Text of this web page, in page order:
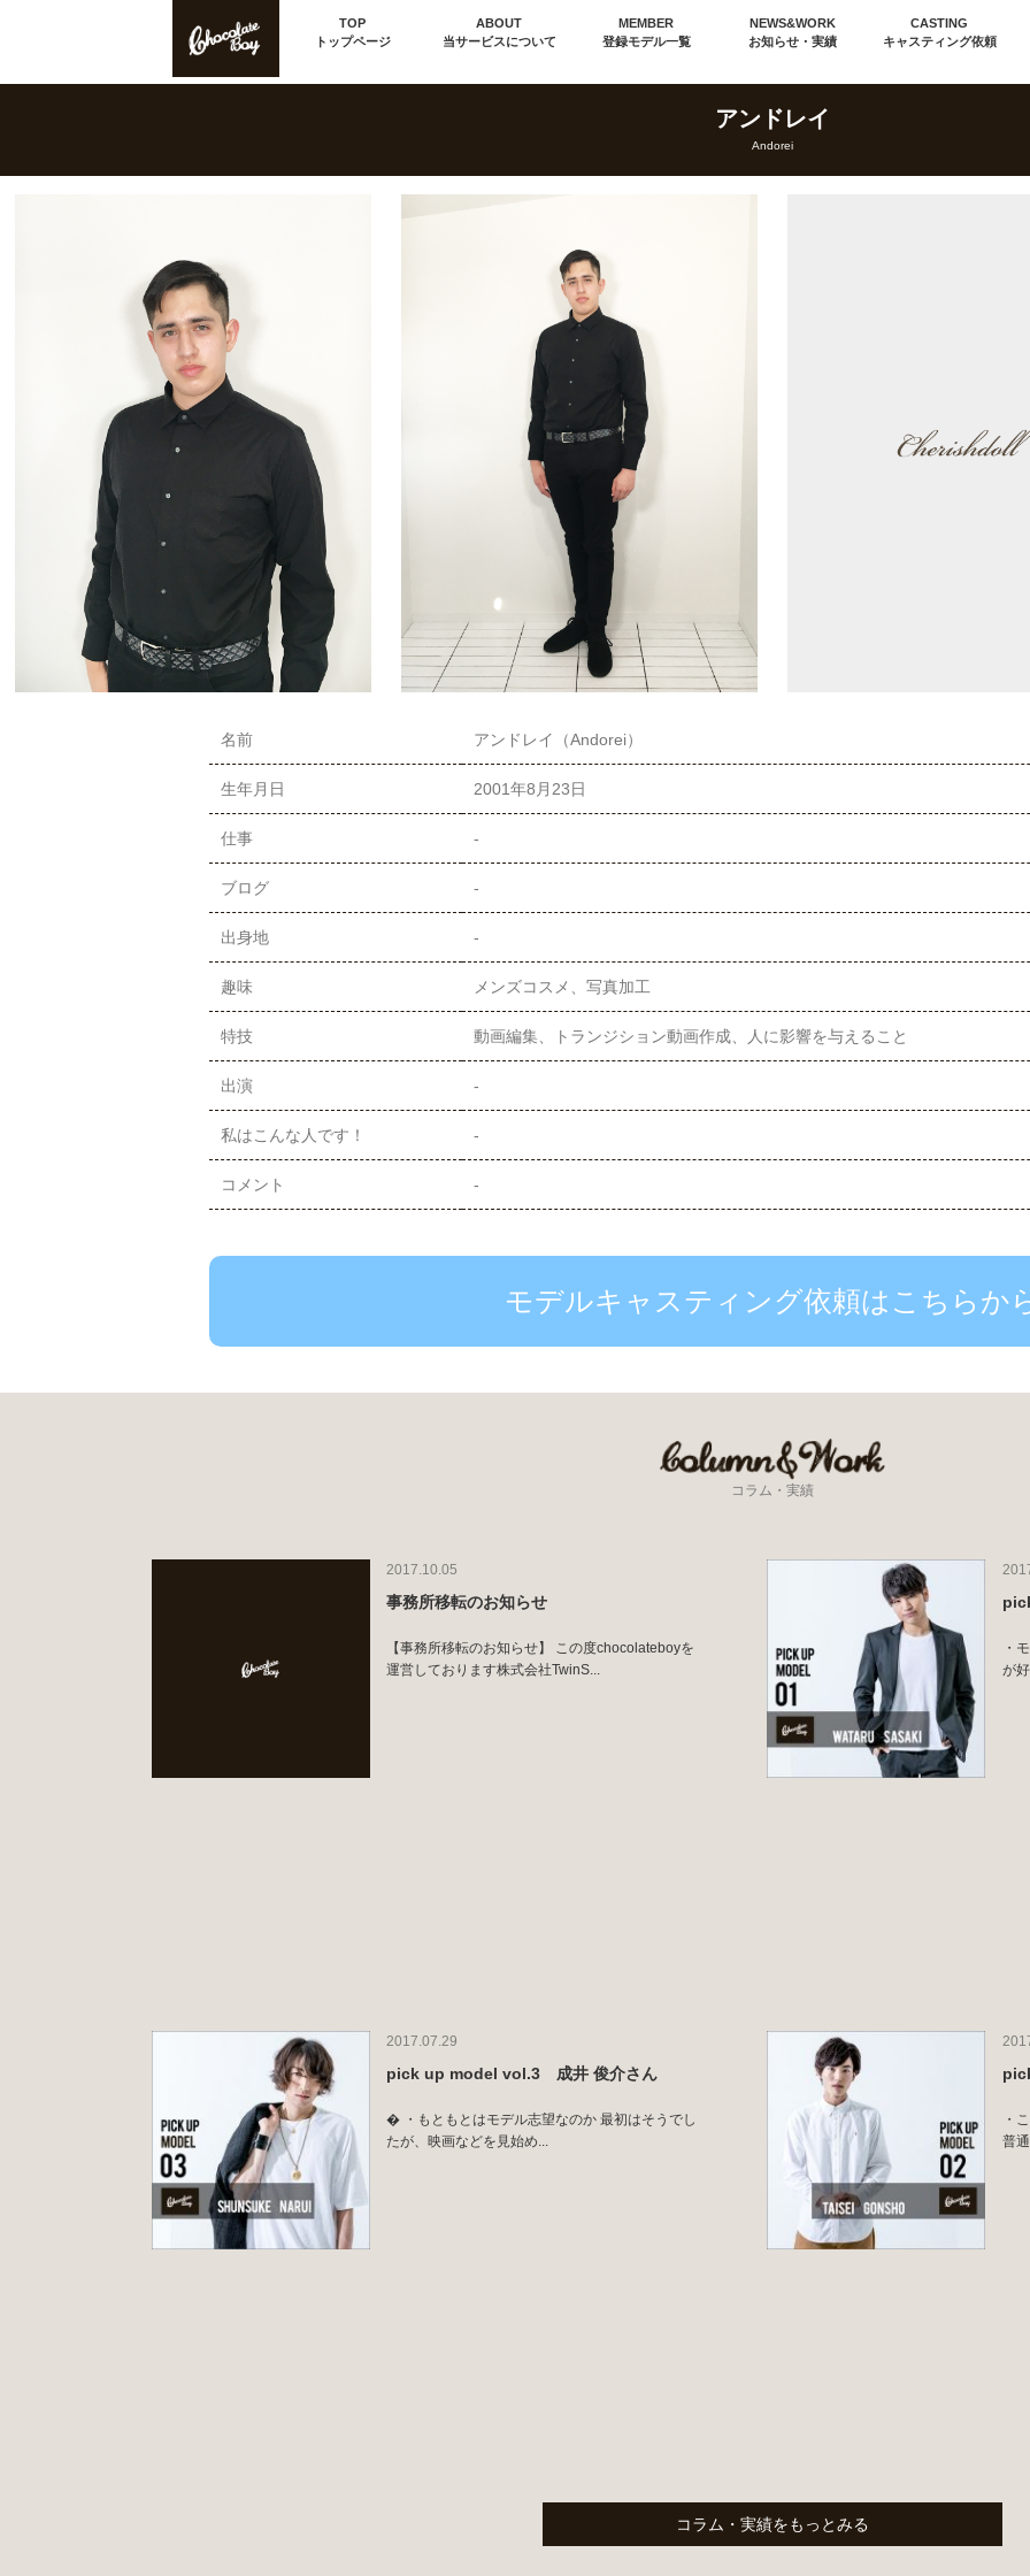
TOP
トップページ
ABOUT
当サービスについて
MEMBER
登録モデル一覧
NEWS&WORK
お知らせ・実績
CASTING
キャスティング依頼
アンドレイ
Andorei
名前 アンドレイ（Andorei）
生年月日 2001年8月23日
仕事 -
ブログ -
出身地 -
趣味 メンズコスメ、写真加工
特技 動画編集、トランジション動画作成、人に影響を与えること
出演 -
私はこんな人です！ -
コメント -
モデルキャスティング依頼はこちらか
コラム・実績
2017.10.05
事務所移転のお知らせ
【事務所移転のお知らせ】 この度chocolateboyを
運営しております株式会社TwinS...
・
が
2017.07.29
pick up model vol.3 成井 俊介さん
� ・もともとはモデル志望なのか 最初はそうでし
たが、映画などを見始め...
・
普
コラム・実績をもっとみる